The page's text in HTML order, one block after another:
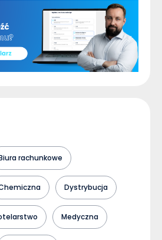
rachunkowe
Dystrybucja
Medyczna